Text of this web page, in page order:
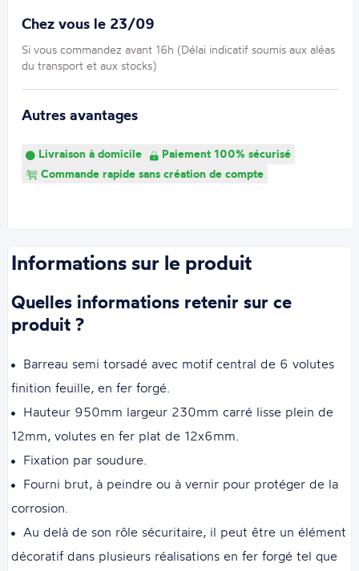
Chez vous le 23/09
Si vous commandez avant 16h (Délai indicatif soumis aux aléas
du transport et aux stocks)
Autres avantages
Livraison à domicile
Paiement 100% sécurisé
Commande rapide sans création de compte
Informations sur le produit
Quelles informations retenir sur ce
produit ?
Barreau semi torsadé avec motif central de 6 volutes
finition feuille, en fer forgé.
Hauteur 950mm largeur 230mm carré lisse plein de
12mm, volutes en fer plat de 12x6mm.
Fixation par soudure.
Fourni brut, à peindre ou à vernir pour protéger de la
corrosion.
Au delà de son rôle sécuritaire, il peut être un élément
décoratif dans plusieurs réalisations en fer forgé tel que